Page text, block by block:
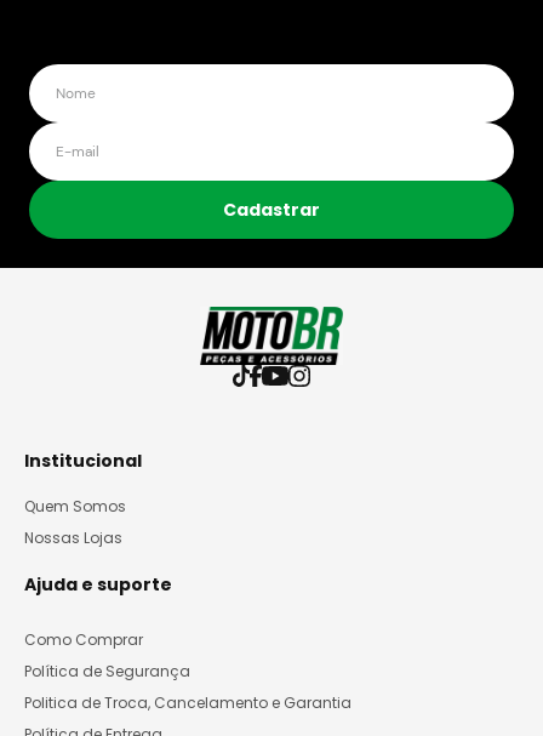
Cadastrar
Institucional
Quem Somos
Nossas Lojas
Ajuda e suporte
Como Comprar
Política de Segurança
Politica de Troca, Cancelamento e Garantia